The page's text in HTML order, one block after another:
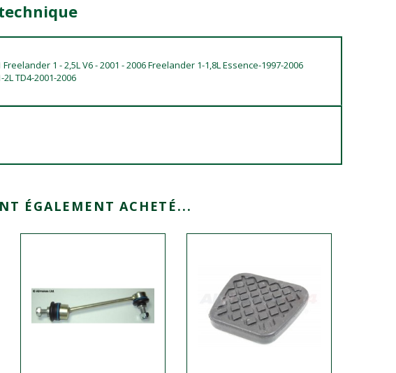
1 - 2,5L V6 - 2001 - 2006 Freelander 1-1,8L Essence-1997-2006
TD4-2001-2006
ÉGALEMENT ACHETÉ...